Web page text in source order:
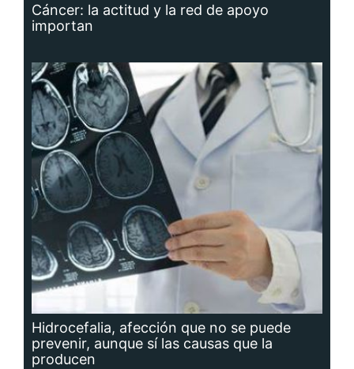
Cáncer: la actitud y la red de apoyo
importan
Hidrocefalia, afección que no se puede
prevenir, aunque sí las causas que la
producen